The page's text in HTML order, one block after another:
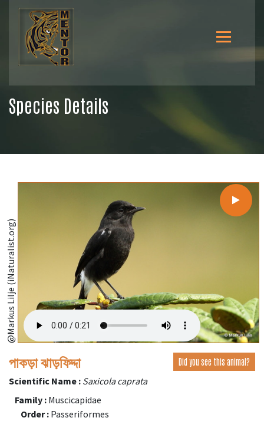
Species Details
@Markus Lilje (iNaturalist.org)
পাকড়া ঝাড়ফিদ্দা Did you see this animal?
Scientific Name : Saxicola caprata
Family : Muscicapidae
Order : Passeriformes